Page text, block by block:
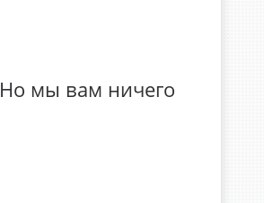
Но мы вам ничего